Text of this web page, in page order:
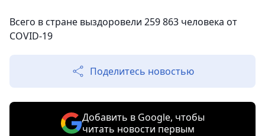
Всего в стране выздоровели 259 863 человека от
COVID-19
Поделитесь новостью
Добавить в Google, чтобы
читать новости первым